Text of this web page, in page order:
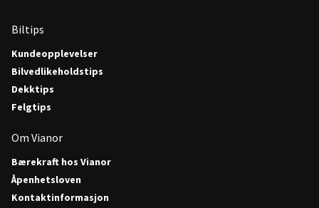
Biltips
Kundeopplevelser
Bilvedlikeholdstips
Dekktips
Felgtips
Om Vianor
Bærekraft hos Vianor
Åpenhetsloven
Kontaktinformasjon